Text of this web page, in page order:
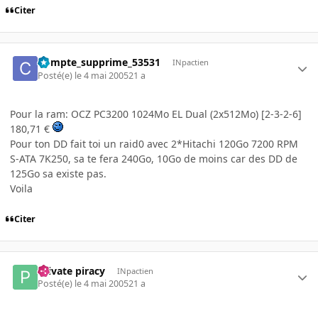
Citer
Compte_supprime_53531 INpactien
Posté(e) le 4 mai 200521 a
Pour la ram: OCZ PC3200 1024Mo EL Dual (2x512Mo) [2-3-2-6]
180,71 €
Pour ton DD fait toi un raid0 avec 2*Hitachi 120Go 7200 RPM
S-ATA 7K250, sa te fera 240Go, 10Go de moins car des DD de
125Go sa existe pas.
Voila
Citer
Private piracy INpactien
Posté(e) le 4 mai 200521 a